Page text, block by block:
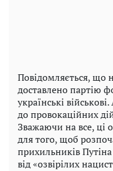
Повідомляється, що
доставлено партію
українські
до провокаційних
Зважаючи на все, ці
для того, щоб
прихильників
від «озвірілих